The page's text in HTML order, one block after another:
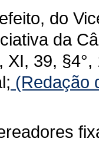
do
da
39,
(Redação